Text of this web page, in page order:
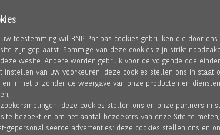
toestemming wil BNP Paribas cookies gebruiken die door
zijn geplaatst. Sommige van deze cookies zijn strikt
wesite. Andere worden gebruik voor de volgende
instellen van uw voorkeuren: deze cookies stellen ons in staat
en in het bijzonder de weergave van onze producten en
deze cookies stellen ons en onze partners in
bezoekt en om het aantal bezoekers van onze Site te meten;
gepersonaliseerde advertenties: deze cookies stellen ons en